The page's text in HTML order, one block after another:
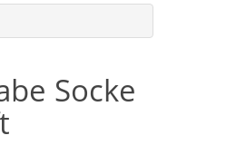
Socke